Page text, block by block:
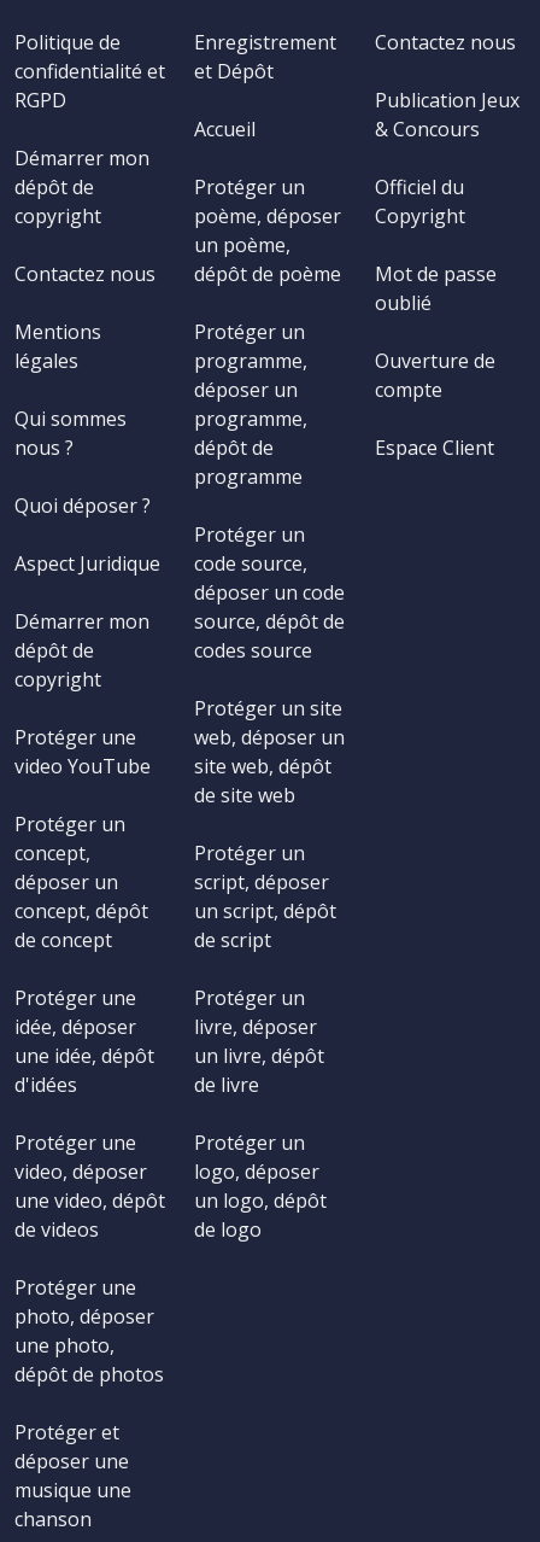
Politique de
confidentialité et
RGPD
Démarrer mon
dépôt de
copyright
Contactez nous
Mentions
légales
Qui sommes
nous ?
Quoi déposer ?
Aspect Juridique
Démarrer mon
dépôt de
copyright
Protéger une
video YouTube
Protéger un
concept,
déposer un
concept, dépôt
de concept
Protéger une
idée, déposer
une idée, dépôt
d'idées
Protéger une
video, déposer
une video, dépôt
de videos
Protéger une
photo, déposer
une photo,
dépôt de photos
Protéger et
déposer une
musique une
chanson
Enregistrement
et Dépôt
Accueil
Protéger un
poème, déposer
un poème,
dépôt de poème
Protéger un
programme,
déposer un
programme,
dépôt de
programme
Protéger un
code source,
déposer un code
source, dépôt de
codes source
Protéger un site
web, déposer un
site web, dépôt
de site web
Protéger un
script, déposer
un script, dépôt
de script
Protéger un
livre, déposer
un livre, dépôt
de livre
Protéger un
logo, déposer
un logo, dépôt
de logo
Contactez nous
Publication Jeux
& Concours
Officiel du
Copyright
Mot de passe
oublié
Ouverture de
compte
Espace Client